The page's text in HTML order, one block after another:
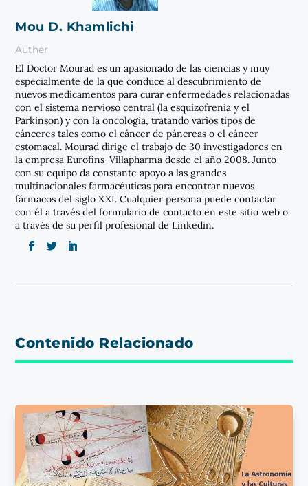
Mou D. Khamlichi
Auther
El Doctor Mourad es un apasionado de las ciencias y muy
especialmente de la que conduce al descubrimiento de
nuevos medicamentos para curar enfermedades relacionadas
con el sistema nervioso central (la esquizofrenia y el
Parkinson) y con la oncología, tratando varios tipos de
cánceres tales como el cáncer de páncreas o el cáncer
estomacal. Mourad dirige el trabajo de 30 investigadores en
la empresa Eurofins-Villapharma desde el año 2008. Junto
con su equipo da constante apoyo a las grandes
multinacionales farmacéuticas para encontrar nuevos
fármacos del siglo XXI. Cualquier persona puede contactar
con él a través del formulario de contacto en este sitio web o
a través de su perfil profesional de Linkedin.
Contenido Relacionado